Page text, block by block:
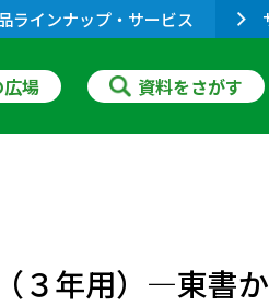
ラインナップ・サービス
場 資料をさがす
３年用）―東書